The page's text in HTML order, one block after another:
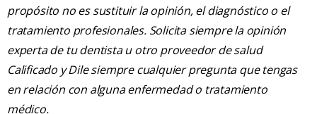
propósito no es sustituir la opinión, el diagnóstico o el
tratamiento profesionales. Solicita siempre la opinión
experta de tu dentista u otro proveedor de salud
Calificado y Dile siempre cualquier pregunta que tengas
en relación con alguna enfermedad o tratamiento
médico.